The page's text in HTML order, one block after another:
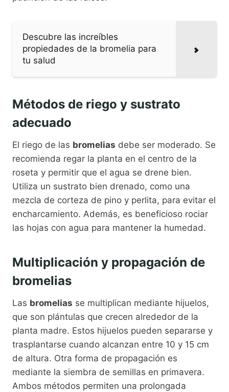
Descubre las increíbles
propiedades de la bromelia para
tu salud
Métodos de riego y sustrato
adecuado
El riego de las bromelias debe ser moderado. Se
recomienda regar la planta en el centro de la
roseta y permitir que el agua se drene bien.
Utiliza un sustrato bien drenado, como una
mezcla de corteza de pino y perlita, para evitar el
encharcamiento. Además, es beneficioso rociar
las hojas con agua para mantener la humedad.
Multiplicación y propagación de
bromelias
Las bromelias se multiplican mediante hijuelos,
que son plántulas que crecen alrededor de la
planta madre. Estos hijuelos pueden separarse y
trasplantarse cuando alcanzan entre 10 y 15 cm
de altura. Otra forma de propagación es
mediante la siembra de semillas en primavera.
Ambos métodos permiten una prolongada